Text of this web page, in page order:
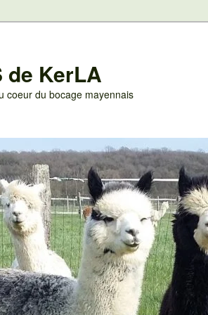
de KerLA
coeur du bocage mayennais